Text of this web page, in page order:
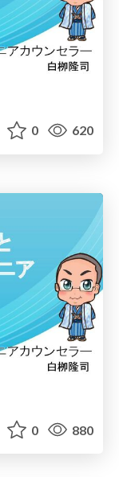
0 620
0 880